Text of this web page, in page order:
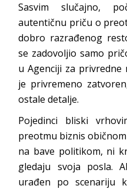
Sasvim slučajno,
autentičnu priču o
dobro razrađenog
se zadovoljio samo
u Agenciji za
je privremeno
ostale detalje.
Pojedinci bliski
preotmu biznis
na bave politikom, ni
gledaju svoja posla.
urađen po scenariju